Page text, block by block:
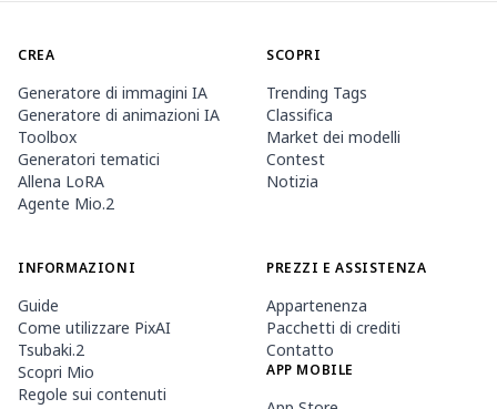
CREA
Generatore di immagini IA
Generatore di animazioni IA
Toolbox
Generatori tematici
Allena LoRA
Agente Mio.2
SCOPRI
Trending Tags
Classifica
Market dei modelli
Contest
Notizia
INFORMAZIONI
Guide
Come utilizzare PixAI
Tsubaki.2
Scopri Mio
Regole sui contenuti
PREZZI E ASSISTENZA
Appartenenza
Pacchetti di crediti
Contatto
APP MOBILE